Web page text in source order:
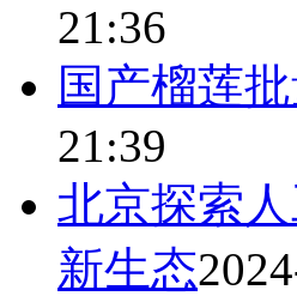
21:36
国产榴莲
21:39
北京探索
新生态